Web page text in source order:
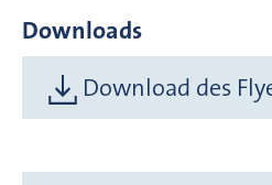
Downloads
Download des